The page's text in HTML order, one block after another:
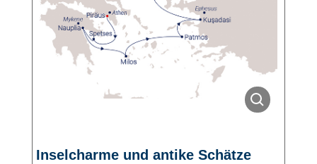
Inselcharme und antike Schätze